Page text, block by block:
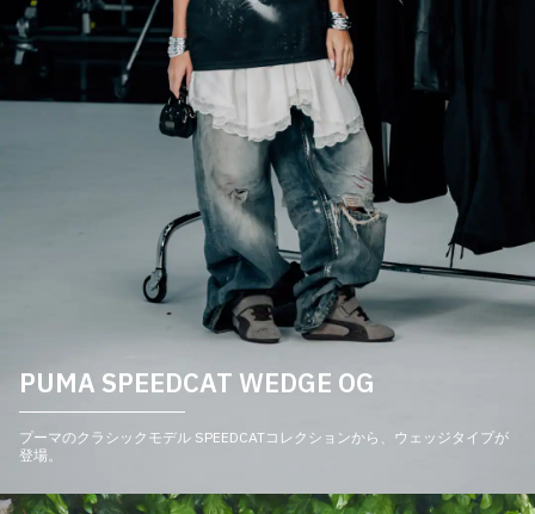
PUMA SPEEDCAT WEDGE OG
プーマのクラシックモデル SPEEDCATコレクションから、ウェッジタイプが
登場。